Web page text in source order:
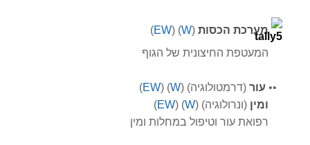
מערכת הכסות (
W
) (
EW
)
המעטפת החיצונית של הגוף
•
• עור (דרמטולוגיה) (
W
) (
EW
)
ומין (ונרולוגיה) (
W
) (
EW
)
רפואת עור וטיפול במחלות ומין